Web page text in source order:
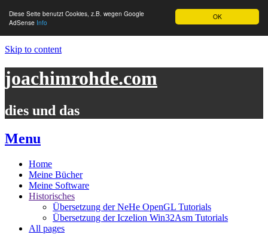
OK
Diese Seite benutzt Cookies, z.B. wegen Google
AdSense Info
Skip to content
joachimrohde.com
dies und das
Menu
Home
Meine Bücher
Meine Software
Historisches
Übersetzung der NeHe OpenGL Tutorials
Übersetzung der Iczelion Win32Asm Tutorials
All pages